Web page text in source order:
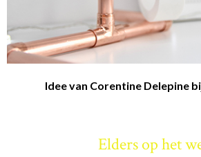
Idee van Corentine Delepine
Elders op het